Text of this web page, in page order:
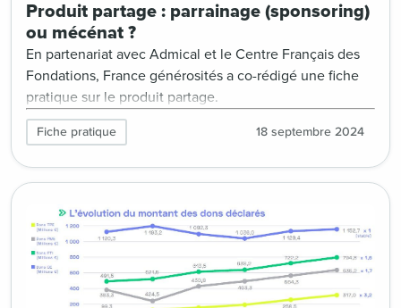
Produit partage : parrainage (sponsoring)
ou mécénat ?
En partenariat avec Admical et le Centre Français des
Fondations, France générosités a co-rédigé une fiche
pratique sur le produit partage.
Fiche pratique 18 septembre 2024